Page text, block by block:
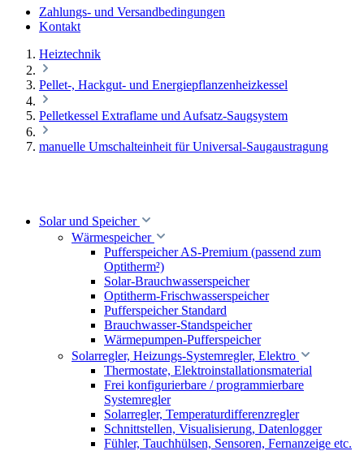
Zahlungs- und Versandbedingungen
Kontakt
Heiztechnik
Pellet-, Hackgut- und Energiepflanzenheizkessel
Pelletkessel Extraflame und Aufsatz-Saugsystem
manuelle Umschalteinheit für Universal-Saugaustragung
Solar und Speicher
Wärmespeicher
Pufferspeicher AS-Premium (passend zum
Optitherm²)
Solar-Brauchwasserspeicher
Optitherm-Frischwasserspeicher
Pufferspeicher Standard
Brauchwasser-Standspeicher
Wärmepumpen-Pufferspeicher
Solarregler, Heizungs-Systemregler, Elektro
Thermostate, Elektroinstallationsmaterial
Frei konfigurierbare / programmierbare
Systemregler
Solarregler, Temperaturdifferenzregler
Schnittstellen, Visualisierung, Datenlogger
Fühler, Tauchhülsen, Sensoren, Fernanzeige etc.